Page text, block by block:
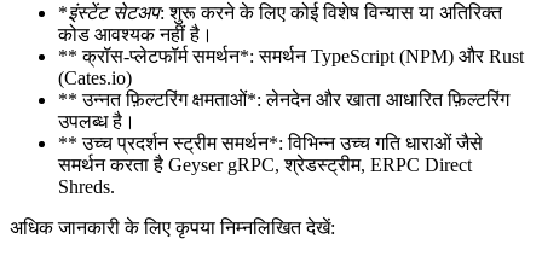
*इंस्टेंट सेटअप: शुरू करने के लिए कोई विशेष विन्यास या अतिरिक्त
कोड आवश्यक नहीं है।
** क्रॉस-प्लेटफॉर्म समर्थन*: समर्थन TypeScript (NPM) और Rust
(Cates.io)
** उन्नत फ़िल्टरिंग क्षमताओं*: लेनदेन और खाता आधारित फ़िल्टरिंग
उपलब्ध है।
** उच्च प्रदर्शन स्ट्रीम समर्थन*: विभिन्न उच्च गति धाराओं जैसे
समर्थन करता है Geyser gRPC, श्रेडस्ट्रीम, ERPC Direct
Shreds.
अधिक जानकारी के लिए कृपया निम्नलिखित देखें: